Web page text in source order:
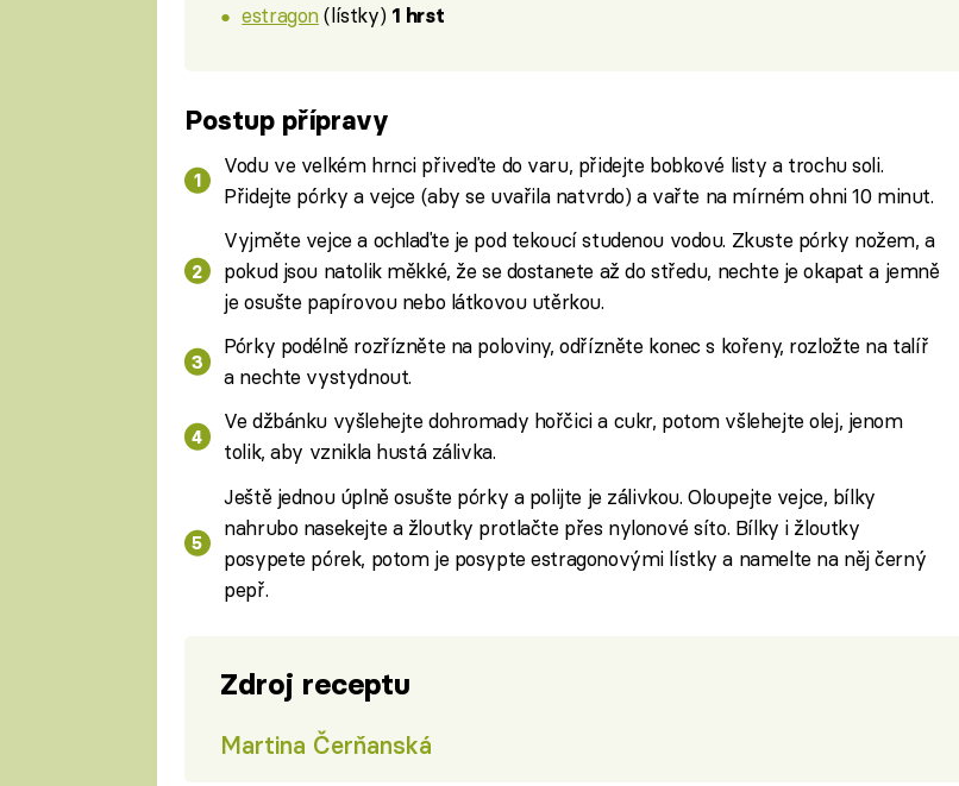
estragon(lístky) 1 hrst
Postup přípravy
Vodu ve velkém hrnci přiveďte do varu, přidejte bobkové listy a trochu soli.
Přidejte pórky a vejce (aby se uvařila natvrdo) a vařte na mírném ohni 10 minut.
Vyjměte vejce a ochlaďte je pod tekoucí studenou vodou. Zkuste pórky nožem, a
pokud jsou natolik měkké, že se dostanete až do středu, nechte je okapat a jemně
je osušte papírovou nebo látkovou utěrkou.
Pórky podélně rozřízněte na poloviny, odřízněte konec s kořeny, rozložte na talíř
a nechte vystydnout.
Ve džbánku vyšlehejte dohromady hořčici a cukr, potom všlehejte olej, jenom
tolik, aby vznikla hustá zálivka.
Ještě jednou úplně osušte pórky a polijte je zálivkou. Oloupejte vejce, bílky
nahrubo nasekejte a žloutky protlačte přes nylonové síto. Bílky i žloutky
posypete pórek, potom je posypte estragonovými lístky a namelte na něj černý
pepř.
Zdroj receptu
Martina Čerňanská